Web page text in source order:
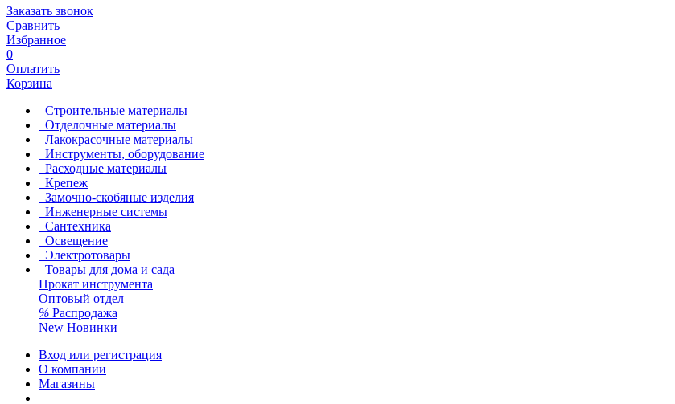
Заказать звонок
Сравнить
Избранное
0
Оплатить
Корзина
Строительные материалы
Отделочные материалы
Лакокрасочные материалы
Инструменты, оборудование
Расходные материалы
Крепеж
Замочно-скобяные изделия
Инженерные системы
Сантехника
Освещение
Электротовары
Товары для дома и сада
Прокат инструмента
Оптовый отдел
% Распродажа
New Новинки
Вход или регистрация
О компании
Магазины